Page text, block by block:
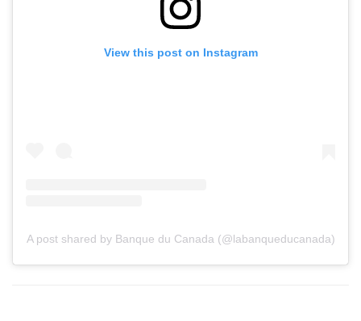
View this post on Instagram
A post shared by Banque du Canada (@labanqueducanada)